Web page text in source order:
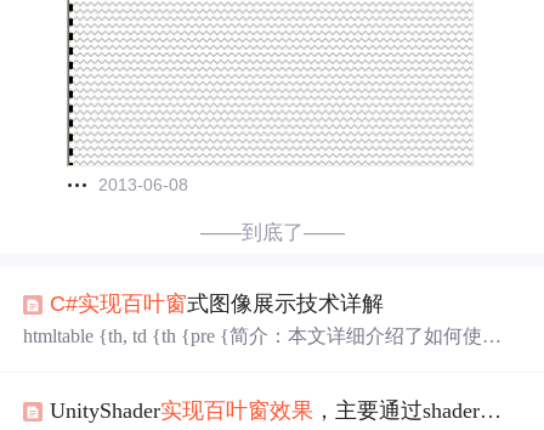
2013-06-08
——到底了——
C#实现百叶窗式图像展示技术详解
htmltable {th, td {th {pre {简介：本文详细介绍了如何使用
百叶窗效果的基本原理，并提供了在Windows Forms中创建
UnityShader实现百叶窗效果 ，主要通过shader实现